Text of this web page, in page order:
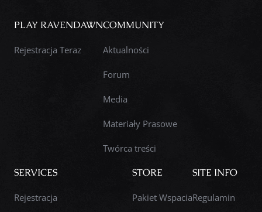
PLAY RAVENDAWN
Rejestracja Teraz
COMMUNITY
Aktualności
Forum
Media
Materiały Prasowe
Twórca treści
SERVICES
Rejestracja
STORE
Pakiet Wspacia
SITE INFO
Regulamin